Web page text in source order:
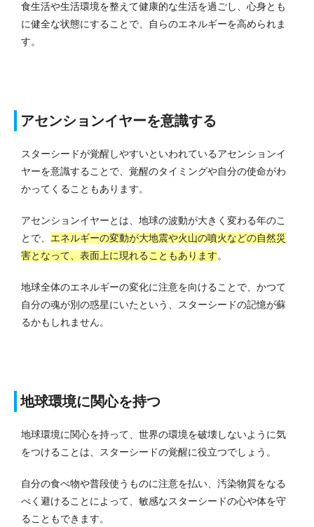
食生活や生活環境を整えて健康的な生活を過ごし、心身とも
に健全な状態にすることで、自らのエネルギーを高められま
す。
アセンションイヤーを意識する
スターシードが覚醒しやすいといわれているアセンションイ
ヤーを意識することで、覚醒のタイミングや自分の使命がわ
かってくることもあります。
アセンションイヤーとは、地球の波動が大きく変わる年のこ
とで、 エネルギーの変動が大地震や火山の噴火などの自然災
害となって、表面上に現れることもあります。
地球全体のエネルギーの変化に注意を向けることで、かつて
自分の魂が別の惑星にいたという、スターシードの記憶が蘇
るかもしれません。
地球環境に関心を持つ
地球環境に関心を持って、世界の環境を破壊しないように気
をつけることは、スターシードの覚醒に役立つでしょう。
自分の食べ物や普段使うものに注意を払い、汚染物質をなる
べく避けることによって、敏感なスターシードの心や体を守
ることもできます。